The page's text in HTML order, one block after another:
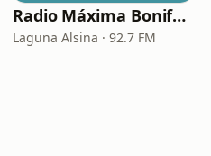
Radio Máxima Bonifacio
Laguna Alsina · 92.7 FM